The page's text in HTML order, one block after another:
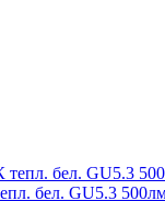
бел. GU5.3